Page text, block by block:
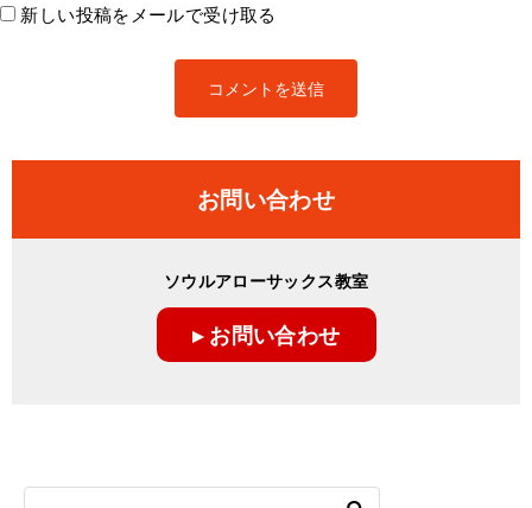
新しい投稿をメールで受け取る
お問い合わせ
ソウルアローサックス教室
▸ お問い合わせ